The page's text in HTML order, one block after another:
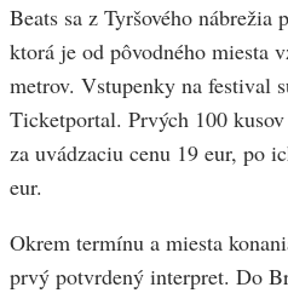
Beats sa z Tyršového nábrežia
ktorá je od pôvodného miesta
metrov. Vstupenky na festival
Ticketportal. Prvých 100
za uvádzaciu cenu 19 eur, po
eur.
Okrem termínu a miesta
prvý potvrdený interpret. Do